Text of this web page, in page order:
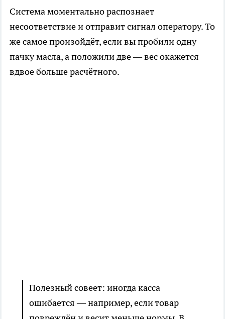
Система моментально распознает
несоответствие и отправит сигнал оператору. То
же самое произойдёт, если вы пробили одну
пачку масла, а положили две — вес окажется
вдвое больше расчётного.
Полезный совеет: иногда касса
ошибается — например, если товар